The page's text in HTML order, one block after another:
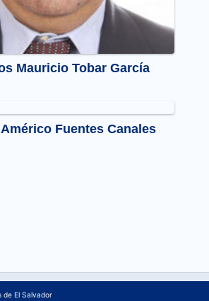
Mauricio Tobar García
Fuentes Canales
de El Salvador